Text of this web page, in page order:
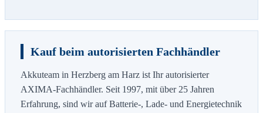
Kauf beim autorisierten Fachhändler
Akkuteam in Herzberg am Harz ist Ihr autorisierter
AXIMA-Fachhändler. Seit 1997, mit über 25 Jahren
Erfahrung, sind wir auf Batterie-, Lade- und Energietechnik